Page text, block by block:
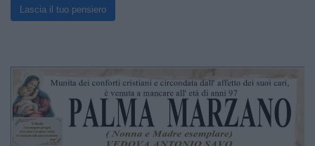
Lascia il tuo pensiero